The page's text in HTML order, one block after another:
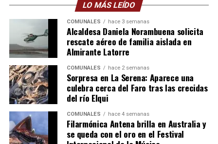
LO MÁS LEÍDO
COMUNALES hace 3 semanas
Alcaldesa Daniela Norambuena solicita
rescate aéreo de familia aislada en
Almirante Latorre
COMUNALES hace 2 semanas
Sorpresa en La Serena: Aparece una
culebra cerca del Faro tras las crecidas
del río Elqui
COMUNALES hace 4 semanas
Filarmónica Antena brilla en Australia y
se queda con el oro en el Festival